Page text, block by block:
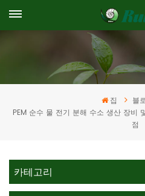
집
블
PEM 순수 물 전기 분해 수소 생산 장비
점
카테고리